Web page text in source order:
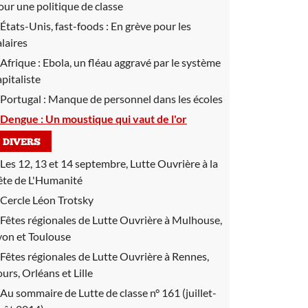
une politique de classe
États-Unis, fast-foods : En grève pour les
Afrique : Ebola, un fléau aggravé par le système
Portugal : Manque de personnel dans les écoles
Dengue : Un moustique qui vaut de l'or
DIVERS
Les 12, 13 et 14 septembre, Lutte Ouvrière à la
de L'Humanité
Cercle Léon Trotsky
Fêtes régionales de Lutte Ouvrière à Mulhouse,
et Toulouse
Fêtes régionales de Lutte Ouvrière à Rennes,
Orléans et Lille
Au sommaire de Lutte de classe n° 161 (juillet-